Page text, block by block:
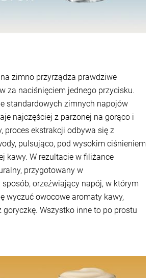
zimno przyrządza prawdziwe
za naciśnięciem jednego przycisku.
standardowych zimnych napojów
najczęściej z parzonej na gorąco i
proces ekstrakcji odbywa się z
pulsująco, pod wysokim ciśnieniem
kawy. W rezultacie w filiżance
przygotowany w
sposób, orzeźwiający napój, w którym
wyczuć owocowe aromaty kawy,
goryczkę. Wszystko inne to po prostu